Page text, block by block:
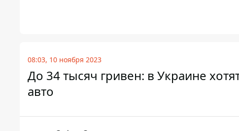
08:03, 10 ноября 2023
До 34 тысяч гривен: в Украине
авто